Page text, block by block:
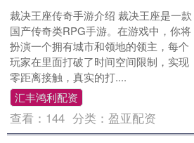
裁决王座传奇手游介绍 裁决王座是一款
国产传奇类RPG手游。在游戏中，你将
扮演一个拥有城市和领地的领主，每个
玩家在里面打破了时间空间限制，实现
零距离接触，真实的打....
汇丰鸿利配资
查看： 144 分类：盈亚配资